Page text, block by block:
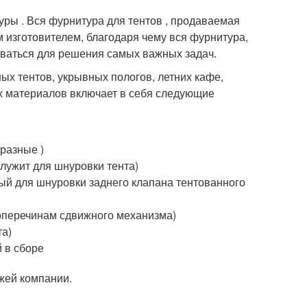
. Вся фурнитура для тентов , продаваемая
благодаря чему вся фурнитура,
для решения самых важных задач.
тентов, укрывных пологов, летних кафе,
материалов включает в себя следующие
)
для шнуровки тента)
шнуровки заднего клапана тентованного
сдвижного механизма)
в сборе
компании.